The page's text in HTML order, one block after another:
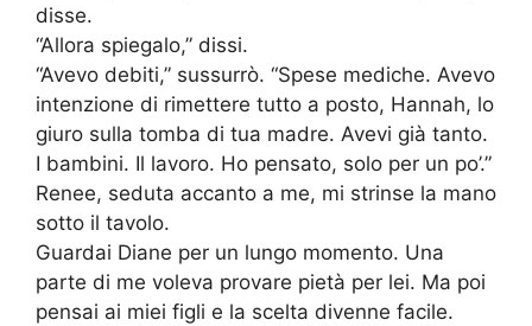
disse.
“Allora spiegalo,” dissi.
“Avevo debiti,” sussurrò. “Spese mediche. Avevo
intenzione di rimettere tutto a posto, Hannah, lo
giuro sulla tomba di tua madre. Avevi già tanto.
I bambini. Il lavoro. Ho pensato, solo per un po’.”
Renee, seduta accanto a me, mi strinse la mano
sotto il tavolo.
Guardai Diane per un lungo momento. Una
parte di me voleva provare pietà per lei. Ma poi
pensai ai miei figli e la scelta divenne facile.